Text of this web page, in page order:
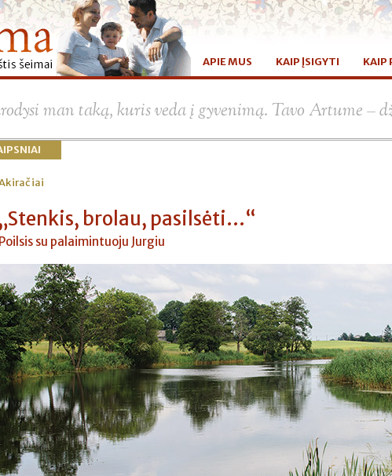
APIE MUS KAIP ĮSIGYTI KAIP
man taką, kuris veda į gyvenimą. Tavo Artume –
„Stenkis, brolau, pasilsėti...“
Poilsis su palaimintuoju Jurgiu